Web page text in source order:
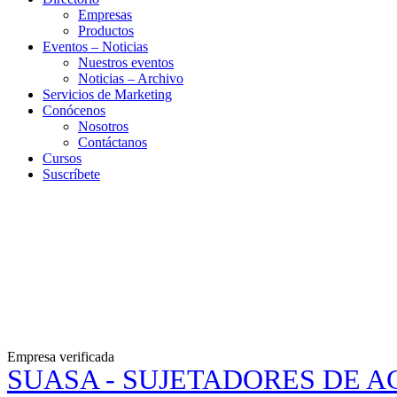
Empresas
Productos
Eventos – Noticias
Nuestros eventos
Noticias – Archivo
Servicios de Marketing
Conócenos
Nosotros
Contáctanos
Cursos
Suscríbete
Empresa verificada
SUASA - SUJETADORES DE